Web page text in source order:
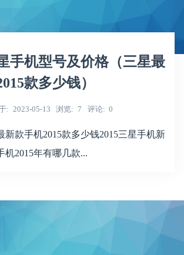
手机型号及价格（三星最
款多少钱）
2023-05-13 浏览 7 评论 0
新款手机2015款多少钱2015三星手机新
机2015年有哪几款...